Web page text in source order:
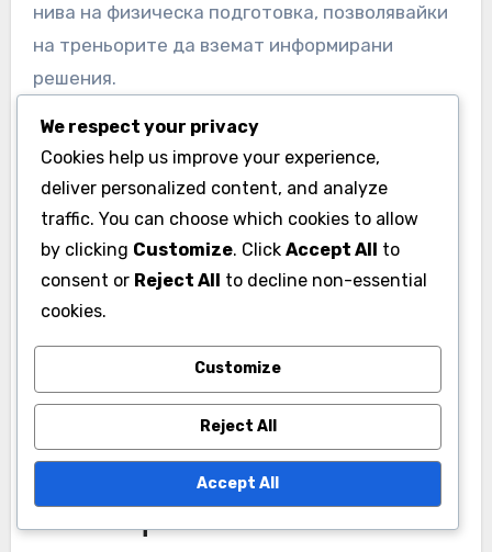
нива на физическа подготовка, позволявайки
на треньорите да вземат информирани
решения.
използването на софтуер за видео анализ, за
да преглеждат игрови кадри, помагайки на
играчите да идентифицират области за
подобрение. Освен това, носимата технология
може да следи физиологичните данни,
предлагайки обратна връзка в реално време
по време на тренировъчните сесии.
Насърчаване на обратната
връзка от играчите и
самооценка
We respect your privacy
Cookies help us improve your experience,
deliver personalized content, and analyze
traffic. You can choose which cookies to allow
by clicking Customize. Click Accept All to
consent or Reject All to decline non-essential
cookies.
Customize
Reject All
Accept All